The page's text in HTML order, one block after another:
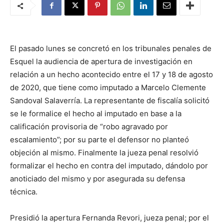
El pasado lunes se concretó en los tribunales penales de
Esquel la audiencia de apertura de investigación en
relación a un hecho acontecido entre el 17 y 18 de agosto
de 2020, que tiene como imputado a Marcelo Clemente
Sandoval Salaverría. La representante de fiscalía solicitó
se le formalice el hecho al imputado en base a la
calificación provisoria de “robo agravado por
escalamiento”; por su parte el defensor no planteó
objeción al mismo. Finalmente la jueza penal resolvió
formalizar el hecho en contra del imputado, dándolo por
anoticiado del mismo y por asegurada su defensa
técnica.
Presidió la apertura Fernanda Revori, jueza penal; por el